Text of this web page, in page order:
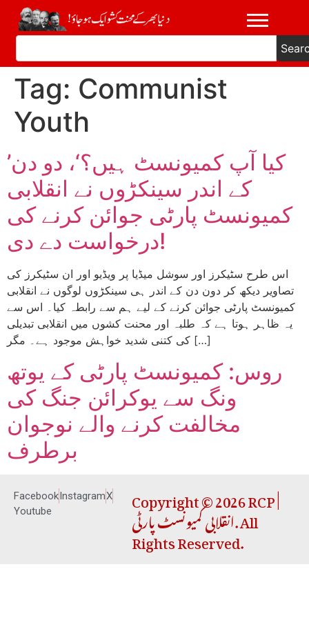
Tag: Communist
Youth
’کیا آپ کمیونسٹ ہیں؟‘، دو دن
کے اندر سینکڑوں نے انقلابی
کمیونسٹ پارٹی جوائن کرنے کی
درخواست دے دی!
اس طرح سٹیکرز اور سوشل میڈیا پر ویڈیو اور ان سٹیکرز کی
تصاویر دیکھ کر دون دن کے اندر ہی سینکڑوں لوگوں نے انقلابی
کمیونسٹ پارٹی جوائن کرنے کے لیے ہم سے رابطہ کیا۔ اس سے
یہ ظاہر ہوتا ہے کہ طلبہ اور محنت کشوں میں انقلابی تبدیلی
کی کتنی شدید خواہش موجود ہے۔ مگر […]
روس: کمیونسٹ پارٹی کے یوتھ
ونگ سے یوکرائن جنگ کی
مخالفت کرنے والے نوجوان
برطرف
FacebookInstagramX
Youtube
Copyright © 2026 RCP |
انقلابی کمیونسٹ پارٹی. All
Rights Reserved.